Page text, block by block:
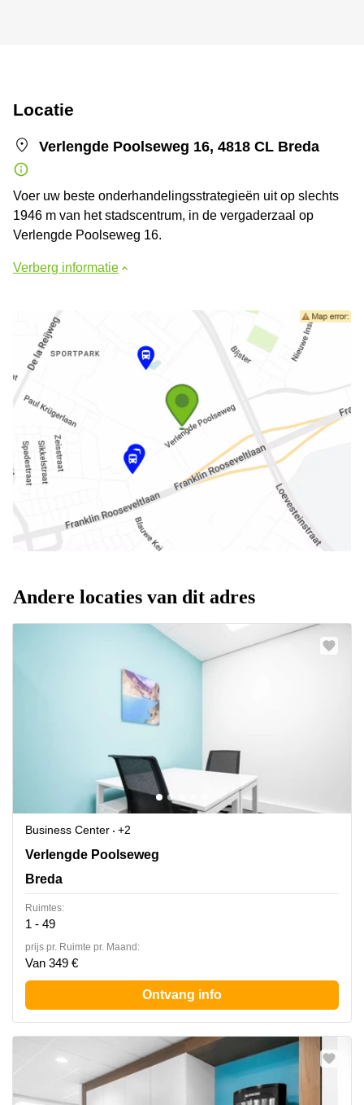
Locatie
Verlengde Poolseweg 16, 4818 CL Breda
Voer uw beste onderhandelingsstrategieën uit op slechts
1946 m van het stadscentrum, in de vergaderzaal op
Verlengde Poolseweg 16.
Verberg informatie
Andere locaties van dit adres
Business Center
+2
Verlengde Poolseweg 16, Breda
Verlengde Poolseweg
Breda
Ruimtes:
1 - 49
prijs pr. Ruimte pr. Maand:
Van 349 €
Ontvang info